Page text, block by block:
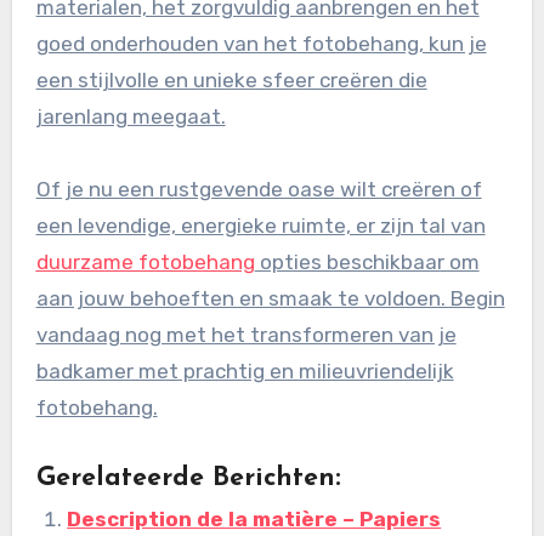
materialen, het zorgvuldig aanbrengen en het
goed onderhouden van het fotobehang, kun je
een stijlvolle en unieke sfeer creëren die
jarenlang meegaat.
Of je nu een rustgevende oase wilt creëren of
een levendige, energieke ruimte, er zijn tal van
duurzame fotobehang opties beschikbaar om
aan jouw behoeften en smaak te voldoen. Begin
vandaag nog met het transformeren van je
badkamer met prachtig en milieuvriendelijk
fotobehang.
Gerelateerde Berichten:
Description de la matière – Papiers